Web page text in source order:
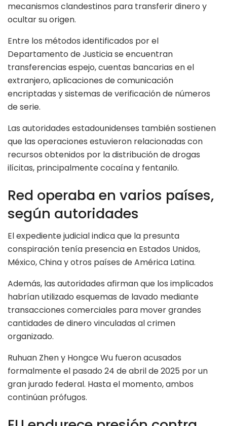
mecanismos clandestinos para transferir dinero y
ocultar su origen.
Entre los métodos identificados por el
Departamento de Justicia se encuentran
transferencias espejo, cuentas bancarias en el
extranjero, aplicaciones de comunicación
encriptadas y sistemas de verificación de números
de serie.
Las autoridades estadounidenses también sostienen
que las operaciones estuvieron relacionadas con
recursos obtenidos por la distribución de drogas
ilícitas, principalmente cocaína y fentanilo.
Red operaba en varios países,
según autoridades
El expediente judicial indica que la presunta
conspiración tenía presencia en Estados Unidos,
México, China y otros países de América Latina.
Además, las autoridades afirman que los implicados
habrían utilizado esquemas de lavado mediante
transacciones comerciales para mover grandes
cantidades de dinero vinculadas al crimen
organizado.
Ruhuan Zhen y Hongce Wu fueron acusados
formalmente el pasado 24 de abril de 2025 por un
gran jurado federal. Hasta el momento, ambos
continúan prófugos.